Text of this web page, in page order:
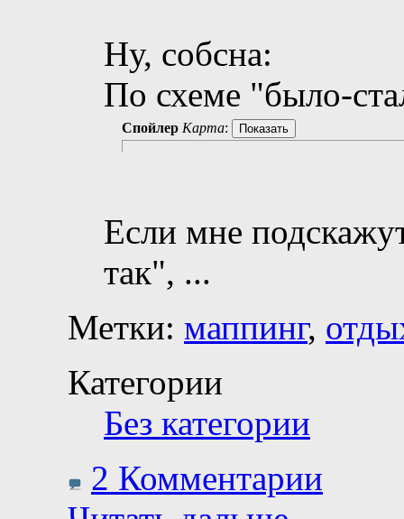
Ну, собсна:
По схеме "было-
Спойлер Карта:
Если мне
так", ...
Метки: маппинг,
Категории
Без категории
2 Комментарии